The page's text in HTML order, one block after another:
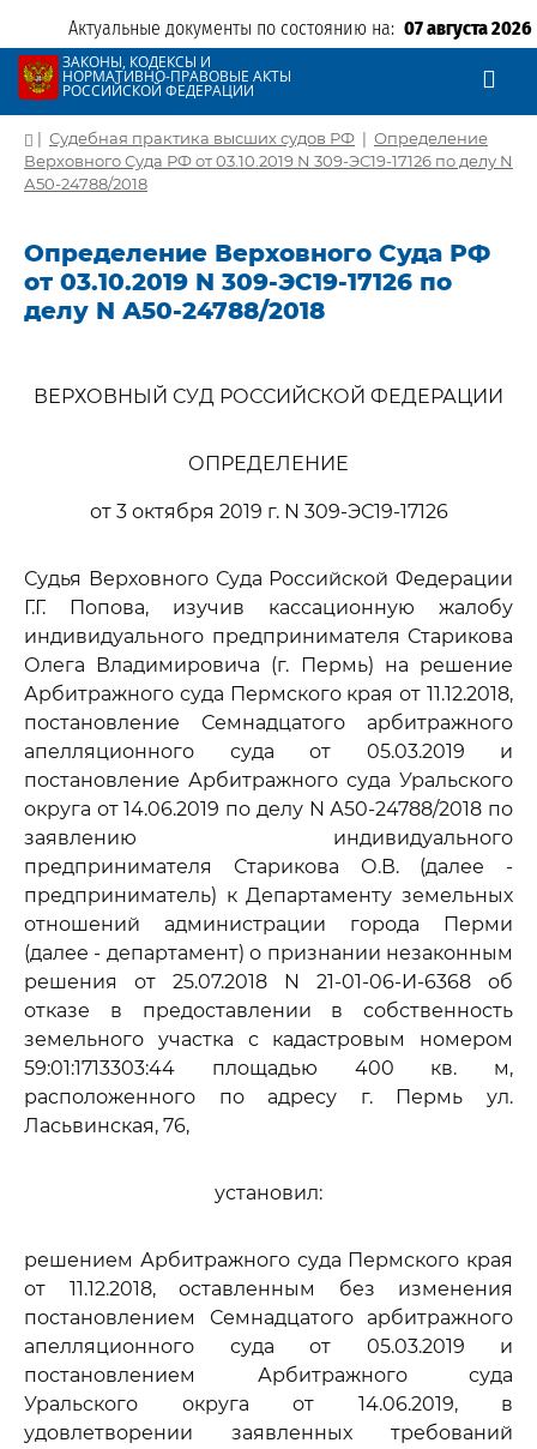
Актуальные документы по состоянию на: 07 августа 2026
ЗАКОНЫ, КОДЕКСЫ И
НОРМАТИВНО-ПРАВОВЫЕ АКТЫ
РОССИЙСКОЙ ФЕДЕРАЦИИ
| Судебная практика высших судов РФ | Определение
Верховного Суда РФ от 03.10.2019 N 309-ЭС19-17126 по делу N
А50-24788/2018
Определение Верховного Суда РФ
от 03.10.2019 N 309-ЭС19-17126 по
делу N А50-24788/2018
ВЕРХОВНЫЙ СУД РОССИЙСКОЙ ФЕДЕРАЦИИ
ОПРЕДЕЛЕНИЕ
от 3 октября 2019 г. N 309-ЭС19-17126
Судья Верховного Суда Российской Федерации
Г.Г. Попова, изучив кассационную жалобу
индивидуального предпринимателя Старикова
Олега Владимировича (г. Пермь) на решение
Арбитражного суда Пермского края от 11.12.2018,
постановление Семнадцатого арбитражного
апелляционного суда от 05.03.2019 и
постановление Арбитражного суда Уральского
округа от 14.06.2019 по делу N А50-24788/2018 по
заявлению индивидуального
предпринимателя Старикова О.В. (далее -
предприниматель) к Департаменту земельных
отношений администрации города Перми
(далее - департамент) о признании незаконным
решения от 25.07.2018 N 21-01-06-И-6368 об
отказе в предоставлении в собственность
земельного участка с кадастровым номером
59:01:1713303:44 площадью 400 кв. м,
расположенного по адресу г. Пермь ул.
Ласьвинская, 76,
установил:
решением Арбитражного суда Пермского края
от 11.12.2018, оставленным без изменения
постановлением Семнадцатого арбитражного
апелляционного суда от 05.03.2019 и
постановлением Арбитражного суда
Уральского округа от 14.06.2019, в
удовлетворении заявленных требований